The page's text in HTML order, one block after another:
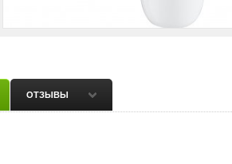
ОТЗЫВЫ